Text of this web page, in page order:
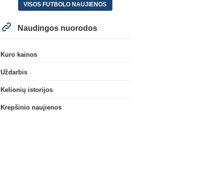
VISOS FUTBOLO NAUJIENOS
Naudingos nuorodos
Kuro kainos
Uždarbis
Kelionių istorijos
Krepšinio naujienos